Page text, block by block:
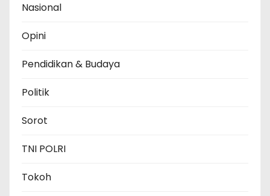
Nasional
Opini
Pendidikan & Budaya
Politik
Sorot
TNI POLRI
Tokoh